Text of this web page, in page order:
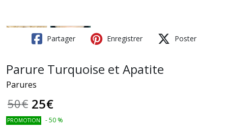
Partager Enregistrer Poster
Parure Turquoise et Apatite
Parures
50€ 25€
PROMOTION -50 %